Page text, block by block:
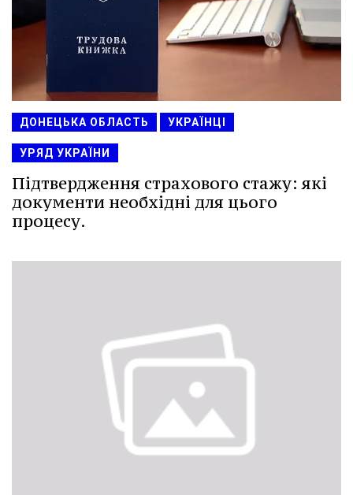
ДОНЕЦЬКА ОБЛАСТЬ УКРАЇНЦІ
УРЯД УКРАЇНИ
Підтвердження страхового стажу: які
документи необхідні для цього
процесу.